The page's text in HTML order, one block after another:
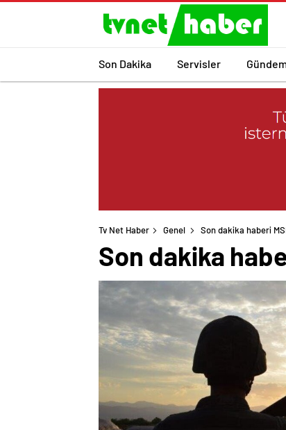
Son Dakika Servisler
Tv Net Haber Genel Son dakika haberi
Son dakika